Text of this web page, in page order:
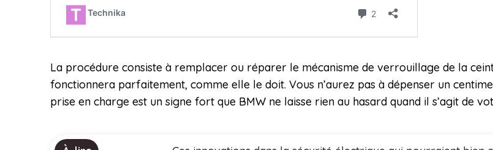
La procédure consiste à remplacer ou réparer le mécanisme de verrouillage de la
fonctionnera parfaitement, comme elle le doit. Vous n’aurez pas à dépenser un
prise en charge est un signe fort que BMW ne laisse rien au hasard quand il s’agit de